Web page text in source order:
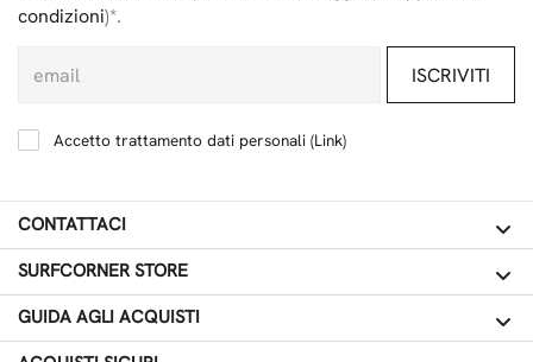
condizioni)*.
ISCRIVITI
Accetto trattamento dati personali (Link)
CONTATTACI
SURFCORNER STORE
GUIDA AGLI ACQUISTI